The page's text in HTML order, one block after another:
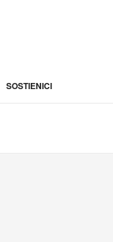
SOSTIENICI